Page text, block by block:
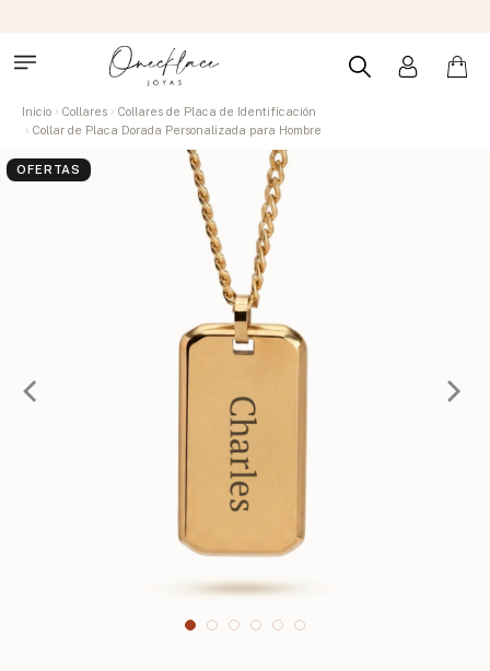
Inicio Collares
Collares de Placa de Identificación
Collar de Placa Dorada Personalizada para Hombre
OFERTAS